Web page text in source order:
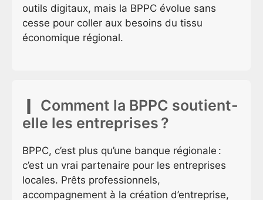
outils digitaux, mais la BPPC évolue sans
cesse pour coller aux besoins du tissu
économique régional.
Comment la BPPC soutient-
elle les entreprises ?
BPPC, c’est plus qu’une banque régionale :
c’est un vrai partenaire pour les entreprises
locales. Prêts professionnels,
accompagnement à la création d’entreprise,